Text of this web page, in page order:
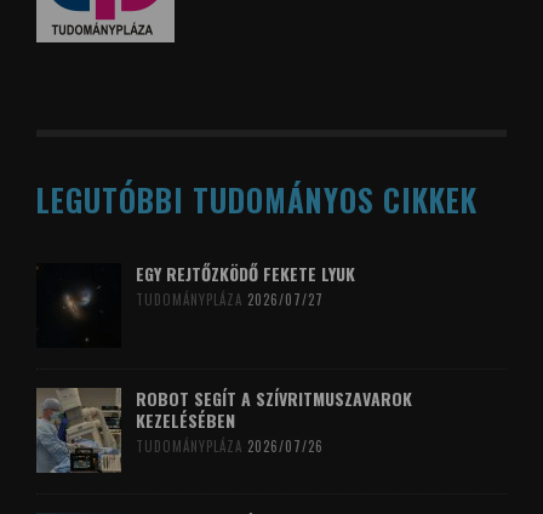
LEGUTÓBBI TUDOMÁNYOS CIKKEK
EGY REJTŐZKÖDŐ FEKETE LYUK
TUDOMÁNYPLÁZA 2026/07/27
ROBOT SEGÍT A SZÍVRITMUSZAVAROK
KEZELÉSÉBEN
TUDOMÁNYPLÁZA 2026/07/26